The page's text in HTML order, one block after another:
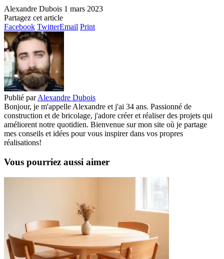
Alexandre Dubois 1 mars 2023
Partagez cet article
Facebook TwitterEmail Print
Publié par Alexandre Dubois
Bonjour, je m'appelle Alexandre et j'ai 34 ans. Passionné de
construction et de bricolage, j'adore créer et réaliser des projets qui
améliorent notre quotidien. Bienvenue sur mon site où je partage
mes conseils et idées pour vous inspirer dans vos propres
réalisations!
Vous pourriez aussi aimer